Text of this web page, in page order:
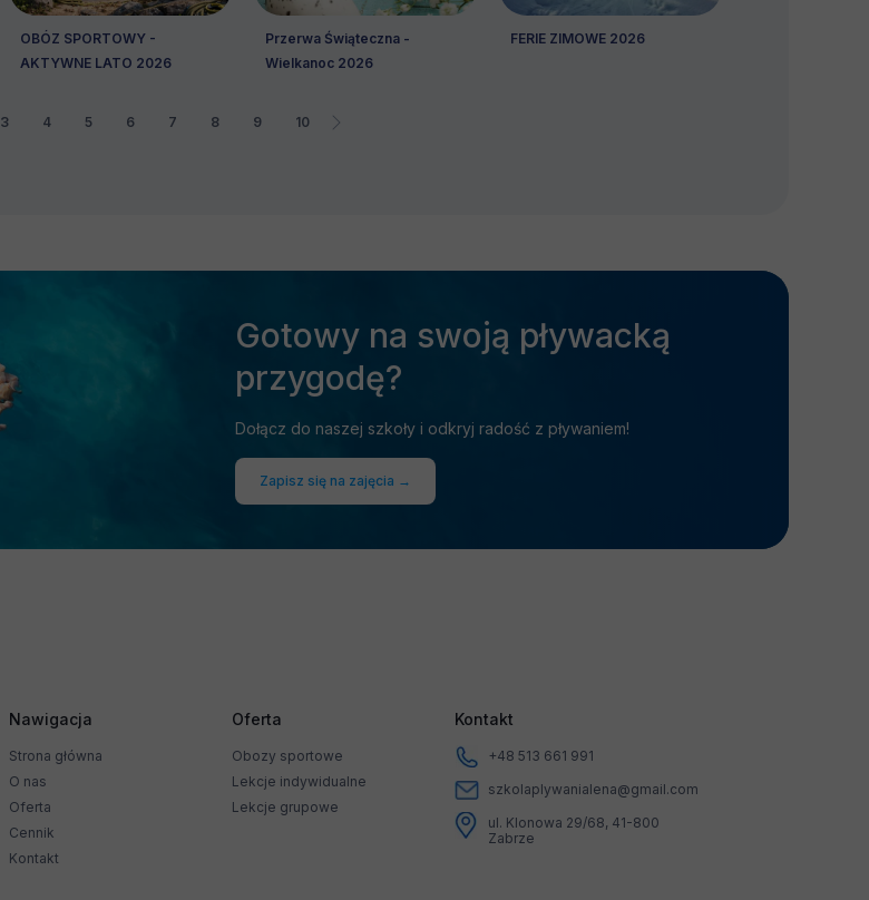
OBÓZ SPORTOWY -
AKTYWNE LATO 2026
Przerwa Świąteczna -
Wielkanoc 2026
FERIE ZIMOWE 2026
3 4 5 6 7 8 9 10
Zapisz się na zajęcia →
Dołącz do naszej szkoły i odkryj radość z pływaniem!
Gotowy na swoją pływacką
przygodę?
Kontakt
Obozy sportowe
Lekcje indywidualne
Lekcje grupowe
Oferta
Strona główna
O nas
Oferta
Cennik
Kontakt
Nawigacja
ul. Klonowa 29/68, 41-800
Zabrze
szkolaplywanialena@gmail.com
+48 513 661 991